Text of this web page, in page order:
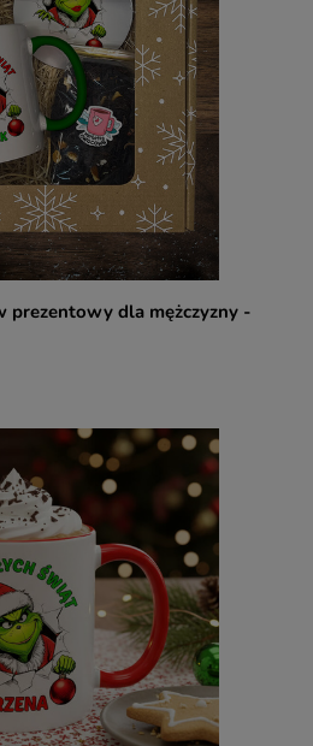
prezentowy dla mężczyzny -